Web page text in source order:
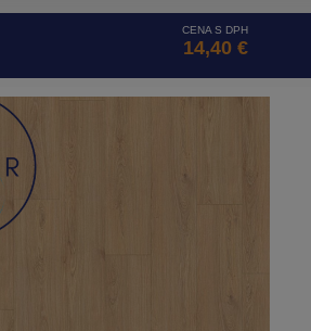
CENA S DPH
14,40 €